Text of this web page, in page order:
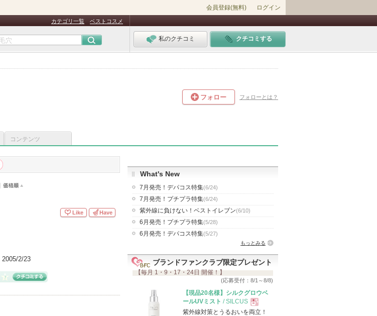
会員登録(無料) ログイン
カテゴリ一覧 ベストコスメ
私のクチコミ クチコミする
フォロー フォローとは？
コンテンツ
2005/2/23
Like Have
What's New
7月発売！デパコス特集(6/24)
7月発売！プチプラ特集(6/24)
紫外線に負けない！ベストイレブン(6/10)
6月発売！プチプラ特集(5/28)
6月発売！デパコス特集(5/27)
もっとみる
ブランドファンクラブ限定プレゼント
【毎月 1・9・17・24日 開催！】
(応募受付：8/1～8/8)
【現品20名様】シルクグロウベ
ールUVミスト / SILCUS
現
紫外線対策とうるおいを両立！